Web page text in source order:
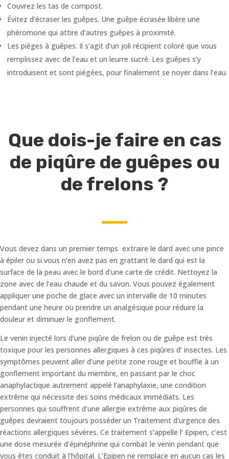
Couvrez les tas de compost.
Évitez d’écraser les guêpes. Une guêpe écrasée libère une
phéromone qui attire d’autres guêpes à proximité.
Les pièges à guêpes. Il s’agit d’un joli récipient coloré que vous
remplissez avec de l’eau et un leurre sucré. Les guêpes s’y
introduisent et sont piégées, pour finalement se noyer dans l’eau.
Que dois-je faire en cas
de piqûre de guêpes ou
de frelons ?
Vous devez dans un premier temps extraire le dard avec une pince
à épiler ou si vous n’en avez pas en grattant le dard qui est la
surface de la peau avec le bord d’une carte de crédit. Nettoyez la
zone avec de l’eau chaude et du savon. Vous pouvez également
appliquer une poche de glace avec un intervalle de 10 minutes
pendant une heure ou prendre un analgésique pour réduire la
douleur et diminuer le gonflement.
Le venin injecté lors d’une piqûre de frelon ou de guêpe est très
toxique pour les personnes allergiques à ces piqûres d’ insectes. Les
symptômes peuvent aller d’une petite zone rouge et bouffie à un
gonflement important du membre, en passant par le choc
anaphylactique autrement appelé l’anaphylaxie, une condition
extrême qui nécessite des soins médicaux immédiats. Les
personnes qui souffrent d’une allergie extrême aux piqûres de
guêpes devraient toujours posséder un Traitement d’urgence des
réactions allergiques sévères. Ce traitement s’appelle l’ Epipen, c’est
une dose mesurée d’épinéphrine qui combat le venin pendant que
vous êtes conduit à l’hôpital. L’Epipen ne remplace en aucun cas les